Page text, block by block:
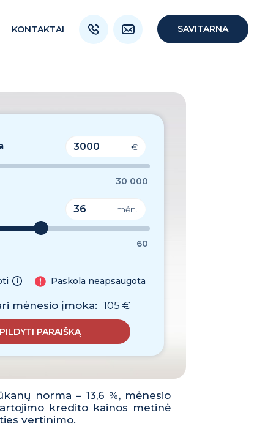
KONTAKTAI SAVITARNA
€
30 000
mėn.
60
Paskola neapsaugota
mėnesio įmoka: 105 €
PILDYTI PARAIŠKĄ
norma – 13,6 %, mėnesio
kredito kainos metinė
vertinimo.